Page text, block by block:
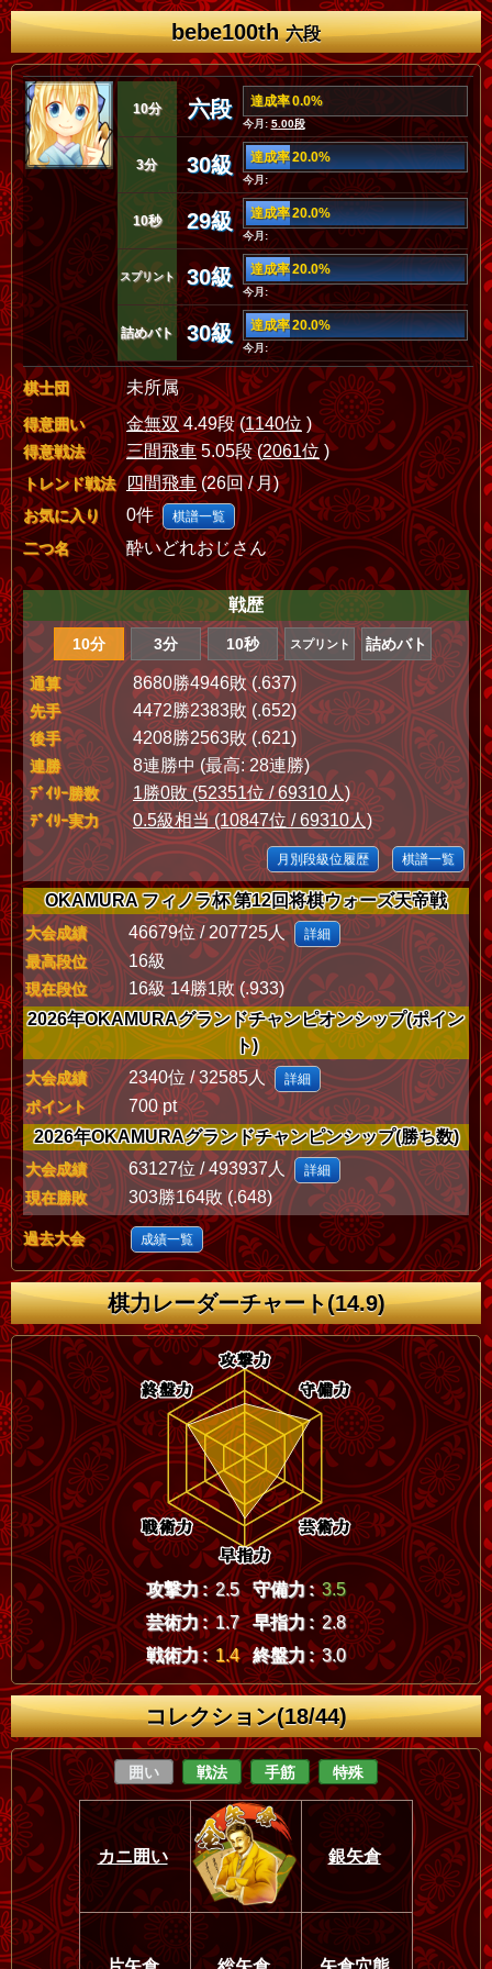
bebe100th六段
10分 六段 達成率 0.0%
今月:5.00段
3分 30級 達成率 20.0%
今月:
10秒 29級 達成率 20.0%
今月:
スプリント 30級 達成率 20.0%
今月:
詰めバト 30級 達成率 20.0%
今月:
棋士団 未所属
得意囲い 金無双4.49段 (1140位 )
得意戦法 三間飛車5.05段 (2061位 )
トレンド戦法 四間飛車(26回 / 月)
お気に入り 0件 棋譜一覧
二つ名 酔いどれおじさん
戦歴
10分 3分 10秒 スプリント 詰めバト
通算 8680勝4946敗 (.637)
先手 4472勝2383敗 (.652)
後手 4208勝2563敗 (.621)
連勝 8連勝中 (最高: 28連勝)
ﾃﾞｲﾘｰ勝数 1勝0敗 (52351位 / 69310人)
ﾃﾞｲﾘｰ実力 0.5級相当 (10847位 / 69310人)
月別段級位履歴 棋譜一覧
OKAMURA フィノラ杯 第12回将棋ウォーズ天帝戦
大会成績 46679位 / 207725人 詳細
最高段位 16級
現在段位
16級 14勝1敗 (.933)
2026年OKAMURAグランドチャンピオンシップ(ポイン
ト)
大会成績 2340位 / 32585人 詳細
ポイント
700 pt
2026年OKAMURAグランドチャンピンシップ(勝ち数)
大会成績 63127位 / 493937人 詳細
現在勝敗 303勝164敗 (.648)
過去大会 成績一覧
棋力レーダーチャート(14.9)
攻撃力 : 2.5 守備力 : 3.5
芸術力 : 1.7 早指力 : 2.8
戦術力 : 1.4 終盤力 : 3.0
コレクション(18/44)
囲い 戦法 手筋 特殊
カニ囲い 銀矢倉